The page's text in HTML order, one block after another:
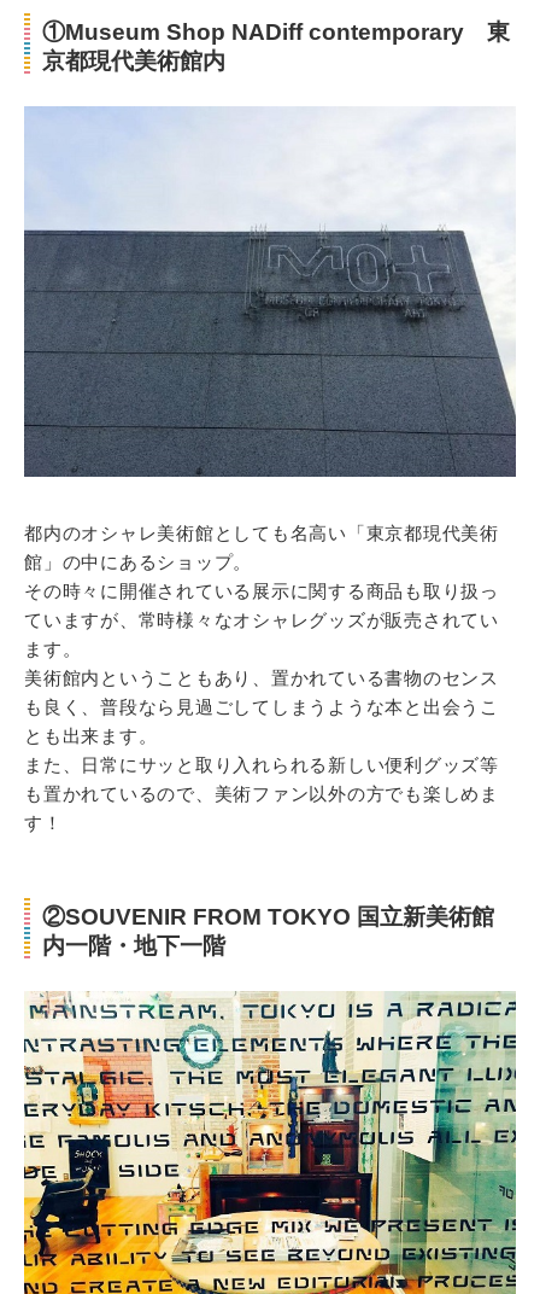
①Museum Shop NADiff contemporary 東
京都現代美術館内
都内のオシャレ美術館としても名高い「東京都現代美術
館」の中にあるショップ。
その時々に開催されている展示に関する商品も取り扱っ
ていますが、常時様々なオシャレグッズが販売されてい
ます。
美術館内ということもあり、置かれている書物のセンス
も良く、普段なら見過ごしてしまうような本と出会うこ
とも出来ます。
また、日常にサッと取り入れられる新しい便利グッズ等
も置かれているので、美術ファン以外の方でも楽しめま
す！
②SOUVENIR FROM TOKYO 国立新美術館
内一階・地下一階